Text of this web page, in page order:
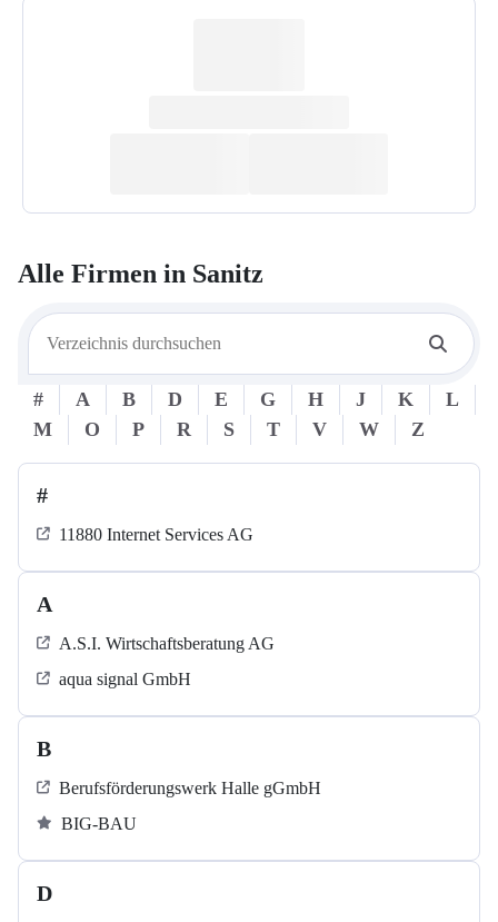
Alle Firmen in Sanitz
# A B D E G H J K
L
M
O P R S T V W Z
#
11880 Internet Services AG
A
A.S.I. Wirtschaftsberatung AG
aqua signal GmbH
B
Berufsförderungswerk Halle gGmbH
BIG-BAU
D